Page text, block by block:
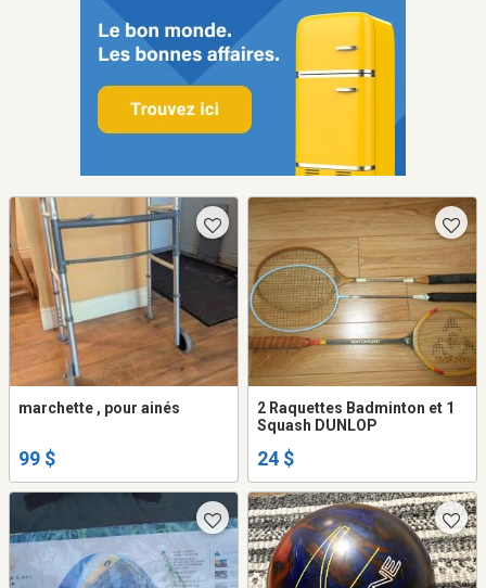
marchette , pour ainés
99 $
2 Raquettes Badminton et 1
Squash DUNLOP
24 $